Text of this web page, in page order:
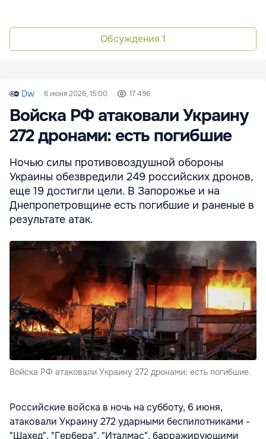
Обсуждения 1
Dw 6 июня 2026, 15:00 17 496
Войска РФ атаковали Украину
272 дронами: есть погибшие
Ночью силы противовоздушной обороны
Украины обезвредили 249 российских дронов,
еще 19 достигли цели. В Запорожье и на
Днепропетровщине есть погибшие и раненые в
результате атак.
Войска РФ атаковали Украину 272 дронами: есть погибшие.
Российские войска в ночь на субботу, 6 июня,
атаковали Украину 272 ударными беспилотниками -
"Шахед", "Гербера", "Италмас", барражирующими